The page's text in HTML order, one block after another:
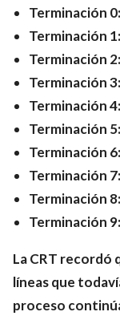
Terminación
Terminación
Terminación
Terminación
Terminación
Terminación
Terminación
Terminación
Terminación
Terminación
La CRT recordó
líneas que
proceso